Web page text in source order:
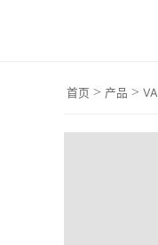
首页>产品 >